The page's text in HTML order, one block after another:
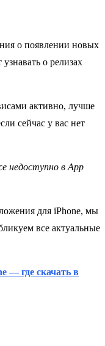
о появлении новых
о релизах
активно, лучше
сейчас у вас нет
недоступно в App
для iPhone, мы
все актуальные
— где скачать в